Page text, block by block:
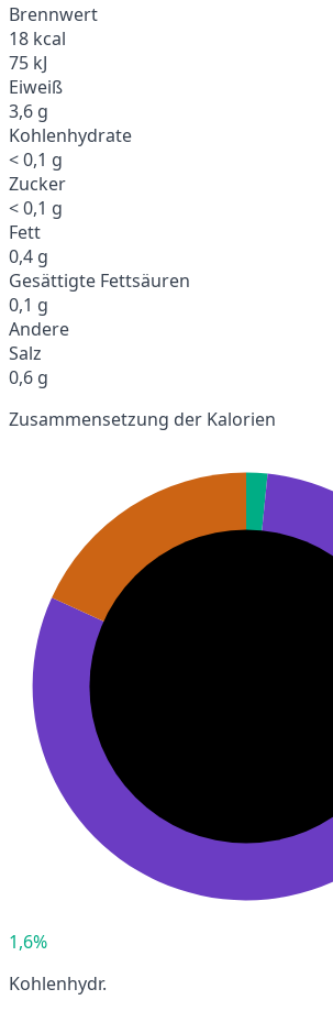
Brennwert
18 kcal
75 kJ
Eiweiß
3,6 g
Kohlenhydrate
< 0,1 g
Zucker
< 0,1 g
Fett
0,4 g
Gesättigte Fettsäuren
0,1 g
Andere
Salz
0,6 g
Zusammensetzung der Kalorien
1,6%
Kohlenhydr.